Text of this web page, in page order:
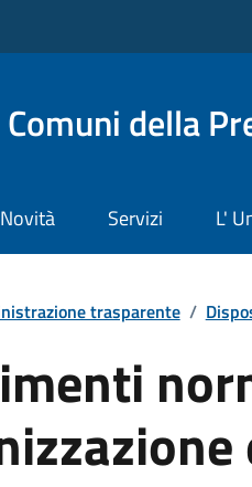
della
Novità Servizi L'
trasparente /